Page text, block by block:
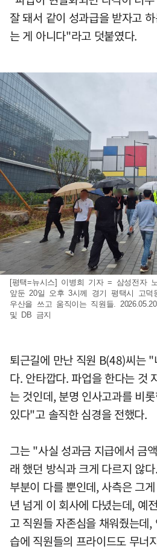
잘 돼서 같이 성과급을 받자고
는 게 아니다"라고 덧붙였다.
[평택=뉴시스] 이병희 기자 = 삼성전자
앞둔 20일 오후 3시께 경기 평택시 고덕
우산을 쓰고 움직이는 직원들.
및 DB 금지
퇴근길에 만난 직원 B(48)씨는
다. 안타깝다. 파업을 한다는 것
는 것인데, 분명 인사고과를 비
있다"고 솔직한 심경을 전했다.
그는 "사실 성과금 지급에서 금
래 했던 방식과 크게 다르지 않
부분이 다를 뿐인데, 사측은 그
년 넘게 이 회사에 다녔는데, 예
고 직원들 자존심을 채워줬는데
습에 직원들의 프라이드도 무너